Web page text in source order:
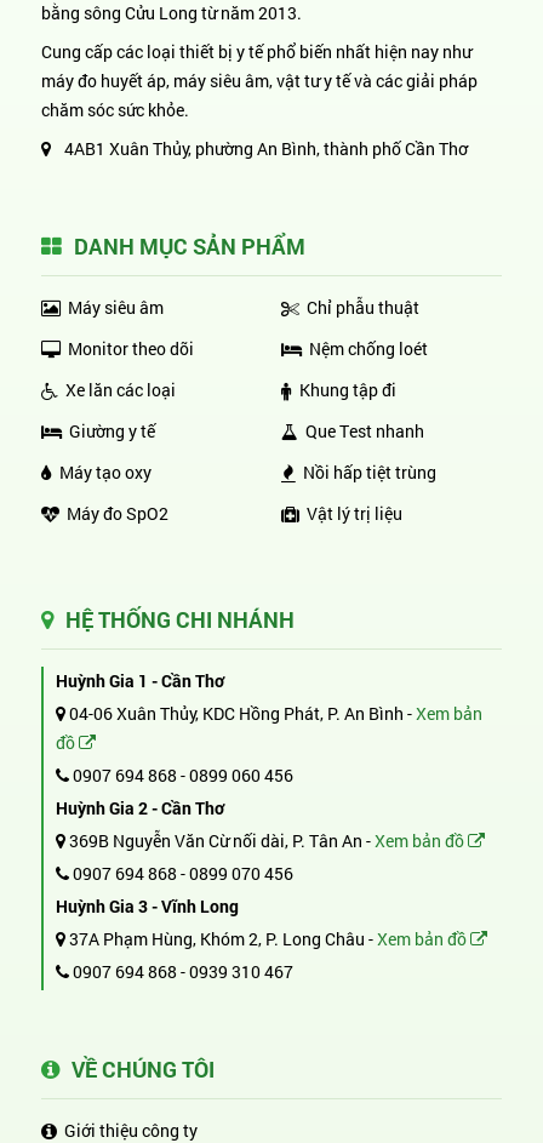
bằng sông Cửu Long từ năm 2013.
Cung cấp các loại thiết bị y tế phổ biến nhất hiện nay như
máy đo huyết áp, máy siêu âm, vật tư y tế và các giải pháp
chăm sóc sức khỏe.
4AB1 Xuân Thủy, phường An Bình, thành phố Cần Thơ
DANH MỤC SẢN PHẨM
Máy siêu âm
Monitor theo dõi
Xe lăn các loại
Giường y tế
Máy tạo oxy
Máy đo SpO2
Chỉ phẫu thuật
Nệm chống loét
Khung tập đi
Que Test nhanh
Nồi hấp tiệt trùng
Vật lý trị liệu
HỆ THỐNG CHI NHÁNH
Huỳnh Gia 1 - Cần Thơ
04-06 Xuân Thủy, KDC Hồng Phát, P. An Bình -Xem bản
đồ
0907 694 868 -0899 060 456
Huỳnh Gia 2 - Cần Thơ
369B Nguyễn Văn Cừ nối dài, P. Tân An -Xem bản đồ
0907 694 868 -0899 070 456
Huỳnh Gia 3 - Vĩnh Long
37A Phạm Hùng, Khóm 2, P. Long Châu -Xem bản đồ
0907 694 868 -0939 310 467
VỀ CHÚNG TÔI
Giới thiệu công ty